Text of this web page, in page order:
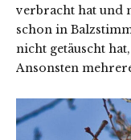
verbracht hat und
schon in
nicht getäuscht
Ansonsten